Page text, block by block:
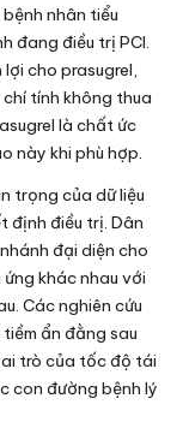
nhân tiểu
đang điều trị PCI.
cho prasugrel,
tính không thua
là chất ức
này khi phù hợp.
trọng của dữ liệu
định điều trị. Dân
đại diện cho
khác nhau với
Các nghiên cứu
ẩn đằng sau
trò của tốc độ tái
con đường bệnh lý